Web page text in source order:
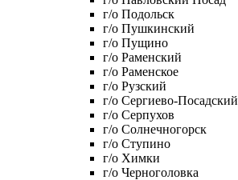
г/о Подольск
г/о Пушкинский
г/о Пущино
г/о Раменский
г/о Раменское
г/о Рузский
г/о Сергиево-Посадский
г/о Серпухов
г/о Солнечногорск
г/о Ступино
г/о Химки
г/о Черноголовка